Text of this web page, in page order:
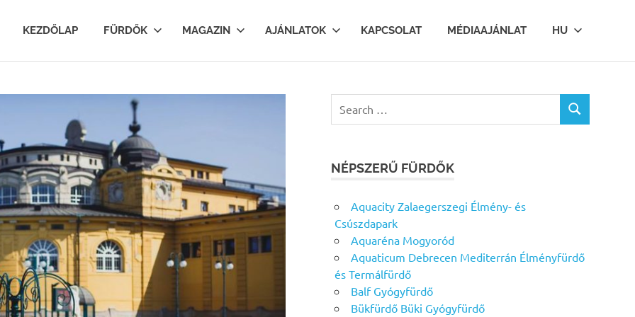
KEZDŐLAP FÜRDŐK MAGAZIN AJÁNLATOK KAPCSOLAT MÉDIAAJÁNLAT HU
for:
SEARCH
NÉPSZERŰ FÜRDŐK
Aquacity Zalaegerszegi Élmény- és
Csúszdapark
Aquaréna Mogyoród
Aquaticum Debrecen Mediterrán Élményfürdő
és Termálfürdő
Balf Gyógyfürdő
Bükfürdő Büki Gyógyfürdő